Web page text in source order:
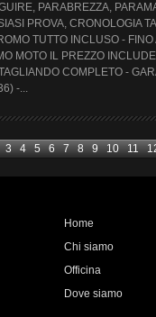
PARABREZZA,
PROVA, CRONOLOGIA
TUTTO INCLUSO -
MOTO IL PREZZO
COMPLETO -
-...
3 4 5 6 7 8 9 10 11
Home
Chi siamo
Officina
Dove siamo